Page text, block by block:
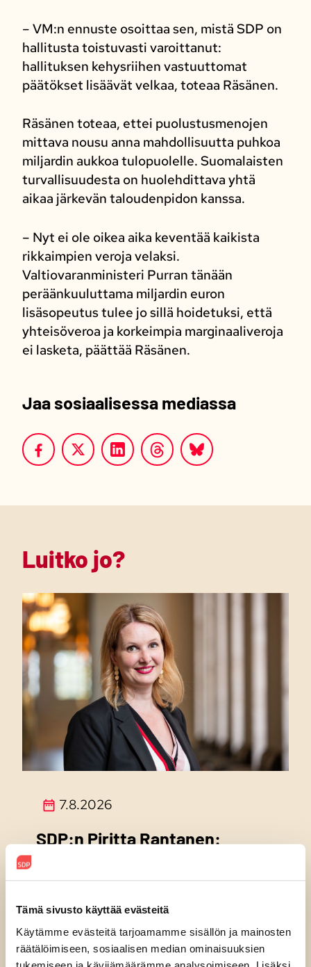
Tämä sivusto käyttää evästeitä
Käytämme evästeitä tarjoamamme sisällön ja mainosten
räätälöimiseen, sosiaalisen median ominaisuuksien
– VM:n ennuste osoittaa sen, mistä SDP on
hallitusta toistuvasti varoittanut:
hallituksen kehysriihen vastuuttomat
päätökset lisäävät velkaa, toteaa Räsänen.
Räsänen toteaa, ettei puolustusmenojen
mittava nousu anna mahdollisuutta puhkoa
miljardin aukkoa tulopuolelle. Suomalaisten
turvallisuudesta on huolehdittava yhtä
aikaa järkevän taloudenpidon kanssa.
– Nyt ei ole oikea aika keventää kaikista
rikkaimpien veroja velaksi.
Valtiovaranministeri Purran tänään
peräänkuuluttama miljardin euron
lisäsopeutus tulee jo sillä hoidetuksi, että
yhteisöveroa ja korkeimpia marginaaliveroja
ei lasketa, päättää Räsänen.
Jaa sosiaalisessa mediassa
Luitko jo?
7.8.2026
SDP:n Piritta Rantanen:
ratkaisevat oikea tieto,
avoimuus ja selkeät ohjeet